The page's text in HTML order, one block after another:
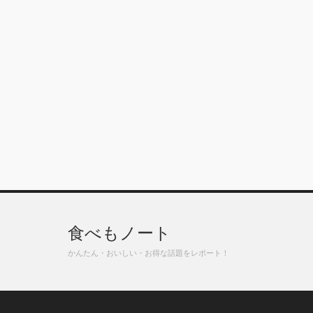
食べもノート
かんたん・おいしい・お得な話題をレポート！